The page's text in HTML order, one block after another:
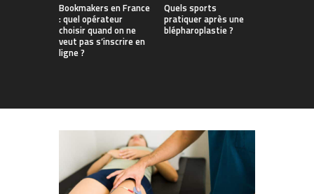
Bookmakers en France
: quel opérateur
choisir quand on ne
veut pas s’inscrire en
ligne ?
Quels sports
pratiquer après une
blépharoplastie ?